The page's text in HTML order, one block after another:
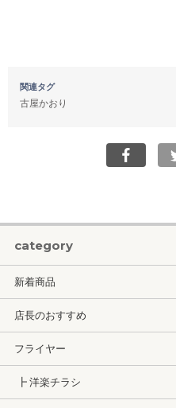
関連タグ
古屋かおり
category
新着商品
店長のおすすめ
フライヤー
┣ 洋楽チラシ